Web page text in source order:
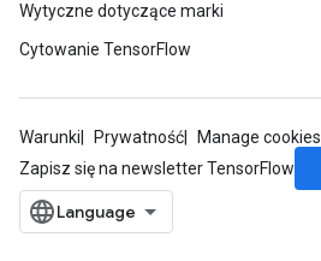
Wytyczne dotyczące marki
Cytowanie TensorFlow
Warunki Prywatność
Manage cookies
Zapisz się na newsletter TensorFlow